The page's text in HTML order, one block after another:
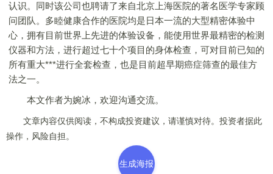
认识。同时该公司也聘请了来自北京上海医院的著名医学专家顾
问团队。多睦健康合作的医院均是日本一流的大型精密体验中
心，拥有目前世界上先进的体验设备，能使用世界最精密的检测
仪器和方法，进行超过七十个项目的身体检查，可对目前已知的
所有重大***进行全套检查，也是目前超早期癌症筛查的最佳方
法之一。
本文作者为婉冰，欢迎沟通交流。
文章内容仅供阅读，不构成投资建议，请谨慎对待。投资者据此
操作，风险自担。
生成海报